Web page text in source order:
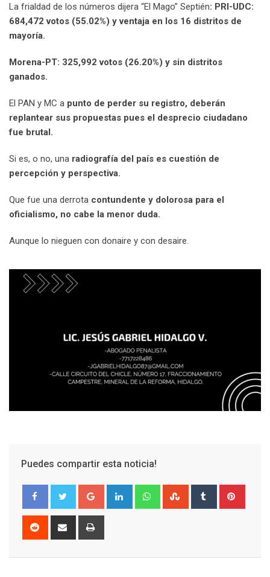
La frialdad de los números dijera “El Mago” Septién: PRI-UDC:
684,472 votos (55.02%) y ventaja en los 16 distritos de
mayoría.
Morena-PT: 325,992 votos (26.20%) y sin distritos
ganados.
El PAN y MC a punto de perder su registro, deberán
replantear sus propuestas pues el desprecio ciudadano
fue brutal.
Si es, o no, una radiografía del país es cuestión de
percepción y perspectiva.
Que fue una derrota contundente y dolorosa para el
oficialismo, no cabe la menor duda.
Aunque lo nieguen con donaire y con desaire.
Puedes compartir esta noticia!
Google+ LinkedIn WhatsappStumbleUpon
Tumblr
Reddit
Share